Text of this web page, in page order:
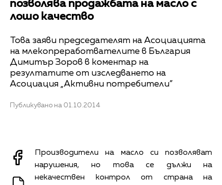
позволява продажбата на масло с
лошо качество
Това заяви председателят на Асоциацията
на млекопреработвателите в България
Димитър Зоров в коментар на
резултатите от изследването на
Асоциация „Активни потребители”
Публикувано на 01.10.2014
Производители на масло си позволяват
нарушения, но това се дължи на
некачествен контрол от страна на